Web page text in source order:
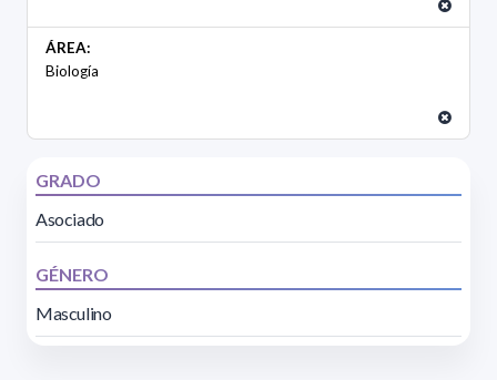
ÁREA:
Biología
GRADO
Asociado
GÉNERO
Masculino